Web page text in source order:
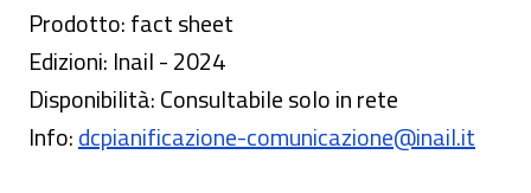
Prodotto: fact sheet
Edizioni: Inail - 2024
Disponibilità: Consultabile solo in rete
Info:dcpianificazione-comunicazione@inail.it